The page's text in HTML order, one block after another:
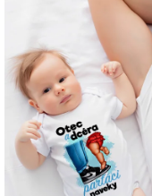
hviezdičiek.